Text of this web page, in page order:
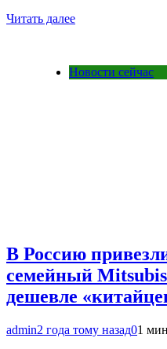
Читать далее
Новости сейчас
В Россию
семейный
дешевле
admin2 года тому назад01